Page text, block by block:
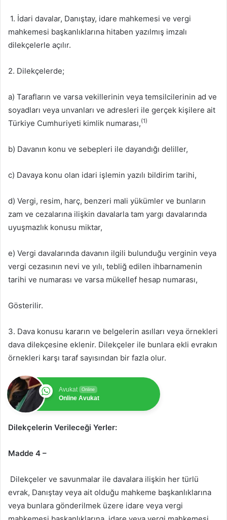
1. İdari davalar, Danıştay, idare mahkemesi ve vergi
mahkemesi başkanlıklarına hitaben yazılmış imzalı
dilekçelerle açılır.
2. Dilekçelerde;
a) Tarafların ve varsa vekillerinin veya temsilcilerinin ad ve
soyadları veya unvanları ve adresleri ile gerçek kişilere ait
Türkiye Cumhuriyeti kimlik numarası,(1)
b) Davanın konu ve sebepleri ile dayandığı deliller,
c) Davaya konu olan idari işlemin yazılı bildirim tarihi,
d) Vergi, resim, harç, benzeri mali yükümler ve bunların
zam ve cezalarına ilişkin davalarla tam yargı davalarında
uyuşmazlık konusu miktar,
e) Vergi davalarında davanın ilgili bulunduğu verginin veya
vergi cezasının nevi ve yılı, tebliğ edilen ihbarnamenin
tarihi ve numarası ve varsa mükellef hesap numarası,
Gösterilir.
3. Dava konusu kararın ve belgelerin asılları veya örnekleri
dava dilekçesine eklenir. Dilekçeler ile bunlara ekli evrakın
örnekleri karşı taraf sayısından bir fazla olur.
Avukat Online
Online Avukat
Dilekçelerin Verileceği Yerler:
Madde 4 –
Dilekçeler ve savunmalar ile davalara ilişkin her türlü
evrak, Danıştay veya ait olduğu mahkeme başkanlıklarına
veya bunlara gönderilmek üzere idare veya vergi